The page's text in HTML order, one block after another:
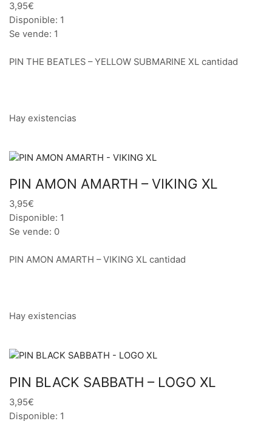
3,95€
Disponible: 1
Se vende: 1
PIN THE BEATLES – YELLOW SUBMARINE XL cantidad
Hay existencias
PIN AMON AMARTH – VIKING XL
3,95€
Disponible: 1
Se vende: 0
PIN AMON AMARTH – VIKING XL cantidad
Hay existencias
PIN BLACK SABBATH – LOGO XL
3,95€
Disponible: 1